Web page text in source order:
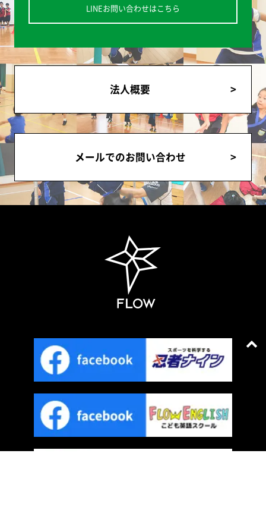
LINEお問い合わせはこちら
法人概要
メールでのお問い合わせ